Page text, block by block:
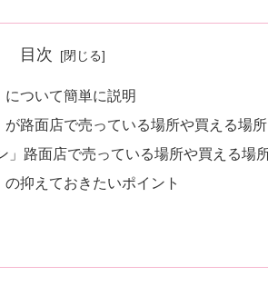
目次
について簡単に説明
が路面店で売っている場所や買える場所
」路面店で売っている場所や買える場
の抑えておきたいポイント